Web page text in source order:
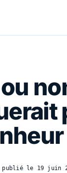
publié le 19 juin